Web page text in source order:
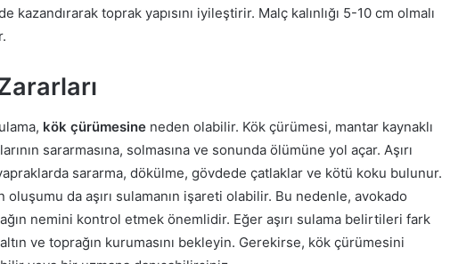
kazandırarak toprak yapısını iyileştirir. Malç kalınlığı 5-10 cm olmalı
kök çürümesine neden olabilir. Kök çürümesi, mantar kaynaklı
sararmasına, solmasına ve sonunda ölümüne yol açar. Aşırı
sararma, dökülme, gövdede çatlaklar ve kötü koku bulunur.
oluşumu da aşırı sulamanın işareti olabilir. Bu nedenle, avokado
nemini kontrol etmek önemlidir. Eğer aşırı sulama belirtileri fark
ve toprağın kurumasını bekleyin. Gerekirse, kök çürümesini